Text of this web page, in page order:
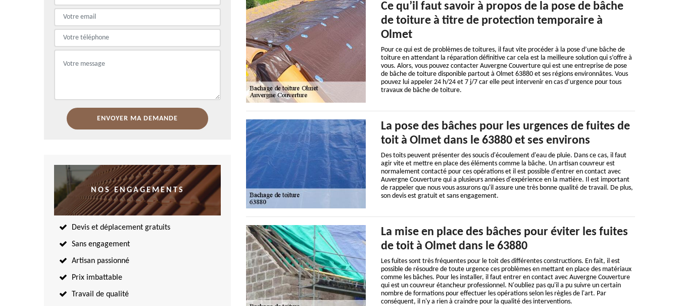
NOS ENGAGEMENTS
Devis et déplacement gratuits
Sans engagement
Artisan passionné
Prix imbattable
Travail de qualité
Ce qu’il faut savoir à propos de la pose de bâche
de toiture à titre de protection temporaire à
Olmet
Pour ce qui est de problèmes de toitures, il faut vite procéder à la pose d’une bâche de
toiture en attendant la réparation définitive car cela est la meilleure solution qui s’offre à
vous. Alors, vous pouvez contacter Auvergne Couverture qui est une entreprise de pose
de bâche de toiture disponible partout à Olmet 63880 et ses régions environnâtes. Vous
pouvez lui appeler 24 h/24 et 7 j/7 car elle peut intervenir en cas d’urgence pour tous
travaux de bâche de toiture.
La pose des bâches pour les urgences de fuites de
toit à Olmet dans le 63880 et ses environs
Des toits peuvent présenter des soucis d'écoulement d'eau de pluie. Dans ce cas, il faut
agir vite et mettre en place des éléments comme la bâche. Un artisan couvreur est
normalement contacté pour ces opérations et il est possible d'entrer en contact avec
Auvergne Couverture qui a plusieurs années d'expérience en la matière. Il est important
de rappeler que nous vous assurons qu'il assure une très bonne qualité de travail. De plus,
son devis est gratuit et sans engagement.
La mise en place des bâches pour éviter les fuites
de toit à Olmet dans le 63880
Les fuites sont très fréquentes pour le toit des différentes constructions. En fait, il est
possible de résoudre de toute urgence ces problèmes en mettant en place des matériaux
comme les bâches. Pour les installer, il faut entrer en contact avec Auvergne Couverture
qui est un couvreur étancheur professionnel. N'oubliez pas qu'il a pu suivre un certain
nombre de formations pour effectuer les opérations selon les règles de l'art. Par
conséquent, il n'y a rien à craindre pour la qualité des interventions.